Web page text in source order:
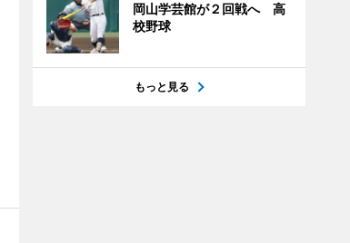
岡山学芸館が２回戦へ 高
校野球
もっと見る